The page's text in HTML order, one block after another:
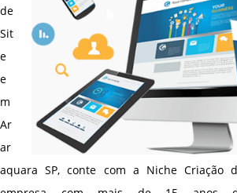
de
Sit
e
e
m
Ar
ar
aquara SP, conte com a Niche Criação